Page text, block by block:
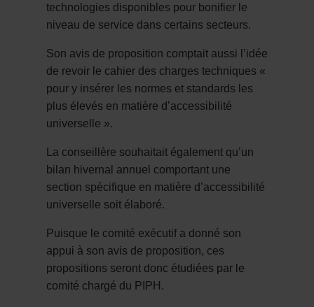
technologies disponibles pour bonifier le
niveau de service dans certains secteurs.
Son avis de proposition comptait aussi l’idée
de revoir le cahier des charges techniques «
pour y insérer les normes et standards les
plus élevés en matière d’accessibilité
universelle ».
La conseillère souhaitait également qu’un
bilan hivernal annuel comportant une
section spécifique en matière d’accessibilité
universelle soit élaboré.
Puisque le comité exécutif a donné son
appui à son avis de proposition, ces
propositions seront donc étudiées par le
comité chargé du PIPH.